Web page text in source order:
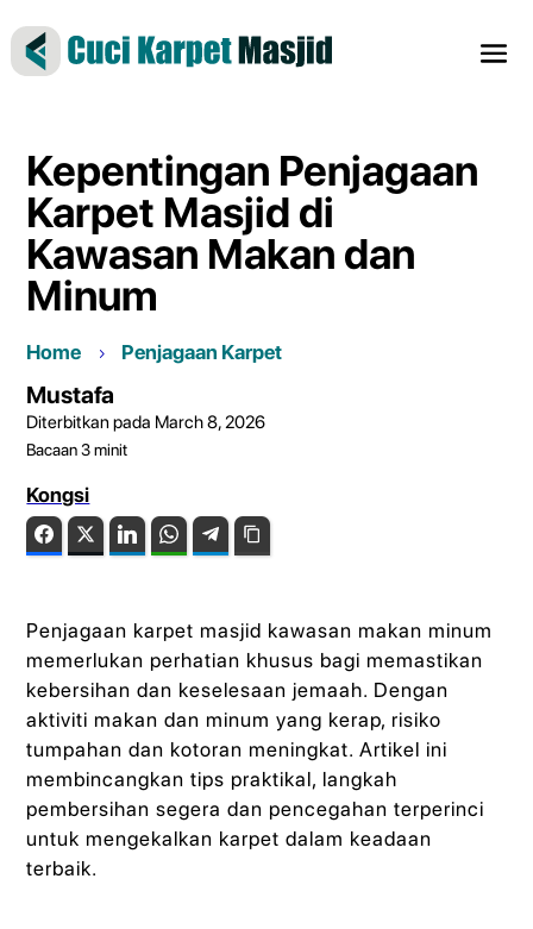
Kepentingan Penjagaan
Karpet Masjid di
Kawasan Makan dan
Minum
Home Penjagaan Karpet
Mustafa
Diterbitkan pada March 8, 2026
Bacaan 3 minit
Kongsi
FacebookTwitter LinkedIn WhatsAppTelegram
Penjagaan karpet masjid kawasan makan minum
memerlukan perhatian khusus bagi memastikan
kebersihan dan keselesaan jemaah. Dengan
aktiviti makan dan minum yang kerap, risiko
tumpahan dan kotoran meningkat. Artikel ini
membincangkan tips praktikal, langkah
pembersihan segera dan pencegahan terperinci
untuk mengekalkan karpet dalam keadaan
terbaik.